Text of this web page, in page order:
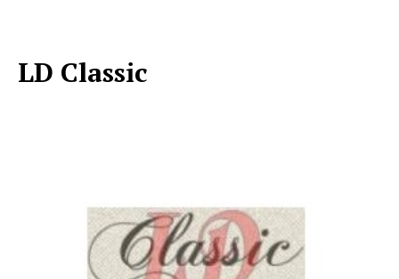
LD Classic